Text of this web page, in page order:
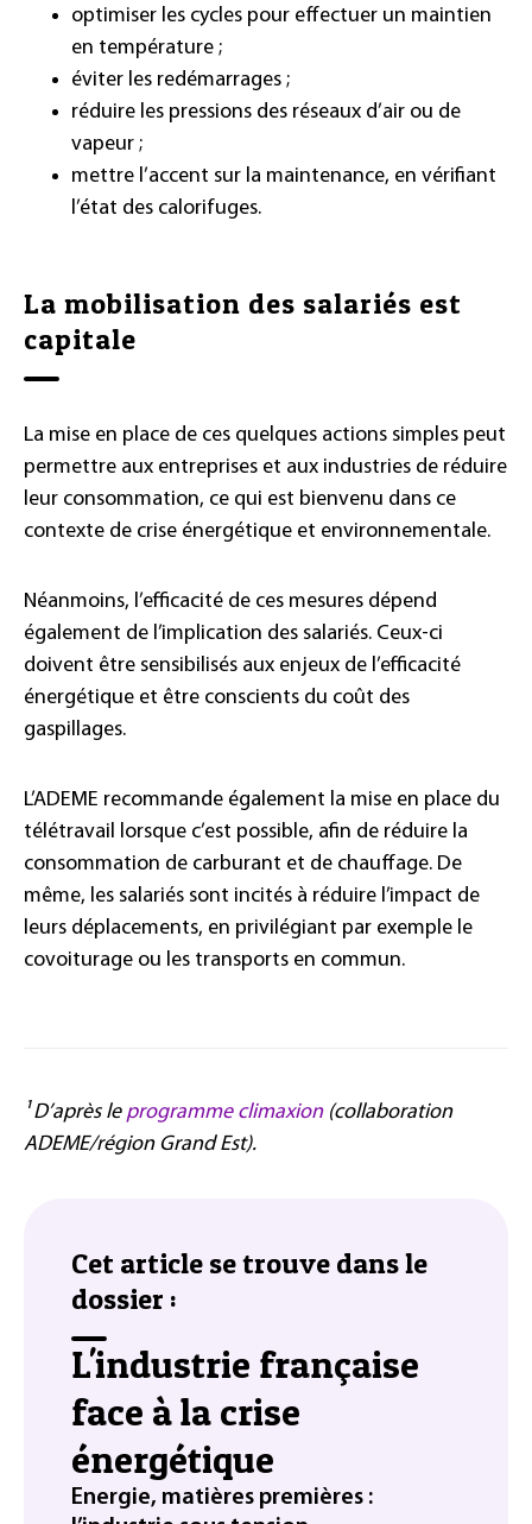
optimiser les cycles pour effectuer un maintien
en température ;
éviter les redémarrages ;
réduire les pressions des réseaux d’air ou de
vapeur ;
mettre l’accent sur la maintenance, en vérifiant
l’état des calorifuges.
La mobilisation des salariés est
capitale
La mise en place de ces quelques actions simples peut
permettre aux entreprises et aux industries de réduire
leur consommation, ce qui est bienvenu dans ce
contexte de crise énergétique et environnementale.
Néanmoins, l’efficacité de ces mesures dépend
également de l’implication des salariés. Ceux-ci
doivent être sensibilisés aux enjeux de l’efficacité
énergétique et être conscients du coût des
gaspillages.
L’ADEME recommande également la mise en place du
télétravail lorsque c’est possible, afin de réduire la
consommation de carburant et de chauffage. De
même, les salariés sont incités à réduire l’impact de
leurs déplacements, en privilégiant par exemple le
covoiturage ou les transports en commun.
¹ D’après le programme climaxion(collaboration
ADEME/région Grand Est).
Cet article se trouve dans le
dossier :
L'industrie française
face à la crise
énergétique
Energie, matières premières :